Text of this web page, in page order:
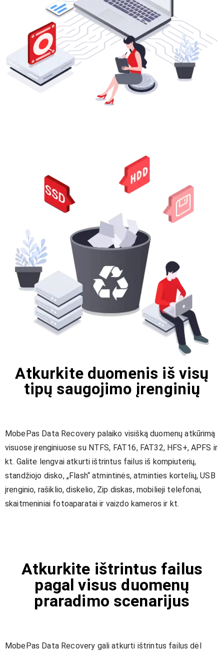
Atkurkite duomenis iš visų
tipų saugojimo įrenginių
MobePas Data Recovery palaiko visišką duomenų atkūrimą
visuose įrenginiuose su NTFS, FAT16, FAT32, HFS+, APFS ir
kt. Galite lengvai atkurti ištrintus failus iš kompiuterių,
standžiojo disko, „Flash“ atmintinės, atminties kortelių, USB
įrenginio, rašiklio, diskelio, Zip diskas, mobilieji telefonai,
skaitmeniniai fotoaparatai ir vaizdo kameros ir kt.
Atkurkite ištrintus failus
pagal visus duomenų
praradimo scenarijus
MobePas Data Recovery gali atkurti ištrintus failus dėl